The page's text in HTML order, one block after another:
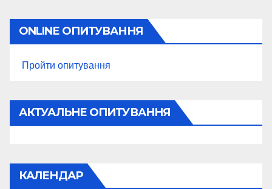
ONLINE ОПИТУВАННЯ
Пройти опитування
АКТУАЛЬНЕ ОПИТУВАННЯ
КАЛЕНДАР